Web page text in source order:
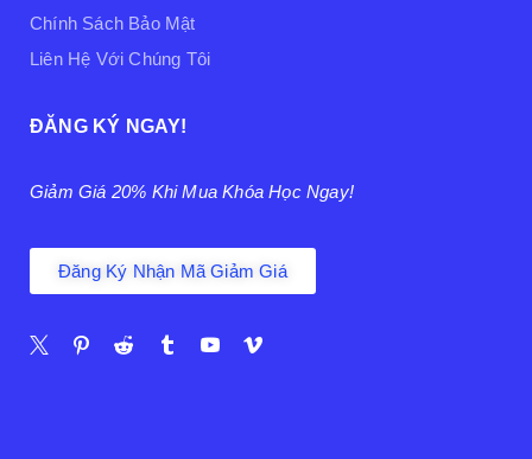
Chính Sách Bảo Mật
Liên Hệ Với Chúng Tôi
ĐĂNG KÝ NGAY!
Giảm Giá 20% Khi Mua Khóa Học Ngay!
Đăng Ký Nhận Mã Giảm Giá